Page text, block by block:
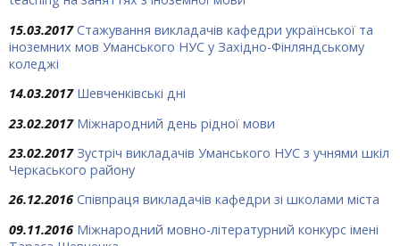
15.03.2017 Стажування викладачів кафедри української та
іноземних мов Уманського НУС у Західно-Фінляндському
коледжі
14.03.2017 Шевченківські дні
23.02.2017 Міжнародний день рідної мови
23.02.2017 Зустріч викладачів Уманського НУС з учнями шкіл
Черкаського району
26.12.2016 Співпраця викладачів кафедри зі школами міста
09.11.2016 Міжнародний мовно-літературний конкурс імені